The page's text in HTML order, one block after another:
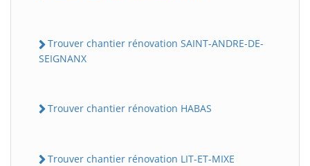
Trouver chantier rénovation SAINT-ANDRE-DE-
SEIGNANX
Trouver chantier rénovation HABAS
Trouver chantier rénovation LIT-ET-MIXE